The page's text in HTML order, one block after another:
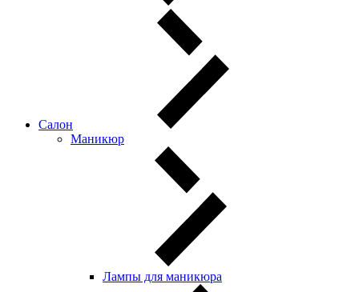
Салон
Маникюр
Лампы для маникюра